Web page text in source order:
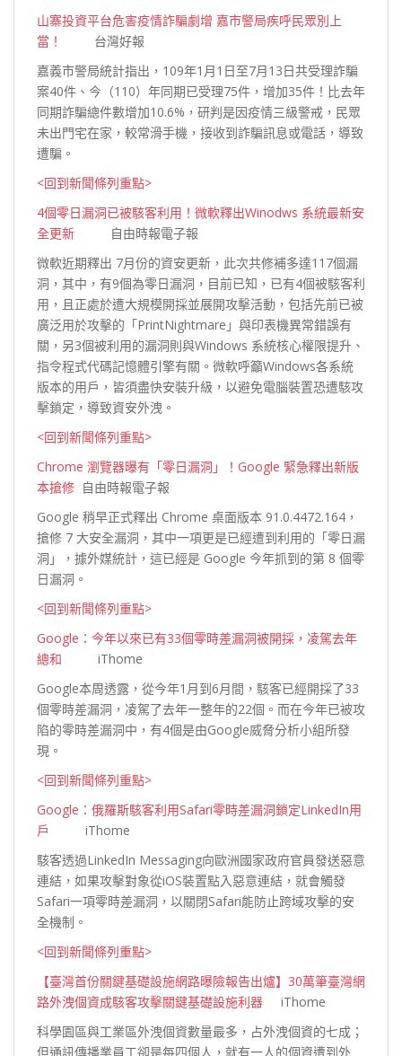
山寨投資平台危害疫情詐騙劇增 嘉市警局疾呼民眾別上
當！
台灣好報
嘉義市警局統計指出，109年1月1日至7月13日共受理詐騙
案40件、今（110）年同期已受理75件，增加35件！比去年
同期詐騙總件數增加10.6%，研判是因疫情三級警戒，民眾
未出門宅在家，較常滑手機，接收到詐騙訊息或電話，導致
遭騙。
<回到新聞條列重點>
4個零日漏洞已被駭客利用！微軟釋出Winodws 系統最新安
全更新 自由時報電子報
微軟近期釋出 7月份的資安更新，此次共修補多達117個漏
洞，其中，有9個為零日漏洞，目前已知，已有4個被駭客利
用，且正處於遭大規模開採並展開攻擊活動，包括先前已被
廣泛用於攻擊的「PrintNightmare」與印表機異常錯誤有
關，另3個被利用的漏洞則與Windows 系統核心權限提升、
指令程式代碼記憶體引擎有關。微軟呼籲Windows各系統
版本的用戶，皆須盡快安裝升級，以避免電腦裝置恐遭駭攻
擊鎖定，導致資安外洩。
<回到新聞條列重點>
Chrome 瀏覽器曝有「零日漏洞」！Google 緊急釋出新版
本搶修 自由時報電子報
Google 稍早正式釋出 Chrome 桌面版本 91.0.4472.164，
搶修 7 大安全漏洞，其中一項更是已經遭到利用的「零日漏
洞」，據外媒統計，這已經是 Google 今年抓到的第 8 個零
日漏洞。
<回到新聞條列重點>
Google：今年以來已有33個零時差漏洞被開採，凌駕去年
總和 iThome
Google本周透露，從今年1月到6月間，駭客已經開採了33
個零時差漏洞，凌駕了去年一整年的22個。而在今年已被攻
陷的零時差漏洞中，有4個是由Google威脅分析小組所發
現。
<回到新聞條列重點>
Google：俄羅斯駭客利用Safari零時差漏洞鎖定LinkedIn用
戶
iThome
駭客透過LinkedIn Messaging向歐洲國家政府官員發送惡意
連結，如果攻擊對象從iOS裝置點入惡意連結，就會觸發
Safari一項零時差漏洞，以關閉Safari能防止跨域攻擊的安
全機制。
<回到新聞條列重點>
【臺灣首份關鍵基礎設施網路曝險報告出爐】30萬筆臺灣網
路外洩個資成駭客攻擊關鍵基礎設施利器 iThome
科學園區與工業區外洩個資數量最多，占外洩個資的七成；
但通訊傳播業員工卻是每四個人，就有一人的個資遭到外